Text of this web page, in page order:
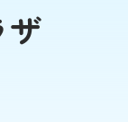
ザ